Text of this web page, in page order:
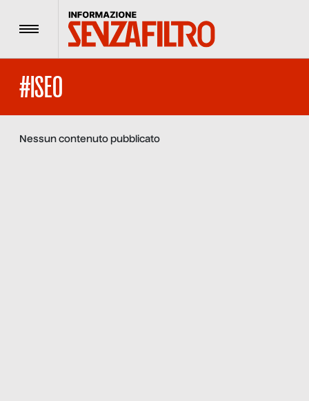
Menu
#ISEO
Nessun contenuto pubblicato